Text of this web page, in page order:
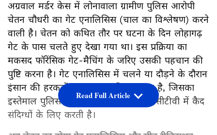
अग्रवाल मर्डर केस में लोनावाला ग्रामीण पुलिस आरोपी
चेतन चौधरी का गेट एनालिसिस (चाल का विश्लेषण) करने
वाली है। चेतन को कथित तौर पर घटना के दिन लोहागढ़
गेट के पास चलते हुए देखा गया था। इस प्रक्रिया का
मकसद फॉरेंसिक गेट-मैचिंग के जरिए उसकी पहचान की
पुष्टि करना है। गेट एनालिसिस में चलने या दौड़ने के दौरान
इंसान की हरकतों का अध्ययन किया जाता है, जिसका
इस्तेमाल पुलिस आमतौर पर वीडियो या सीसीटीवी में कैद
संदिग्धों के लिए करती है।
Read Full Article